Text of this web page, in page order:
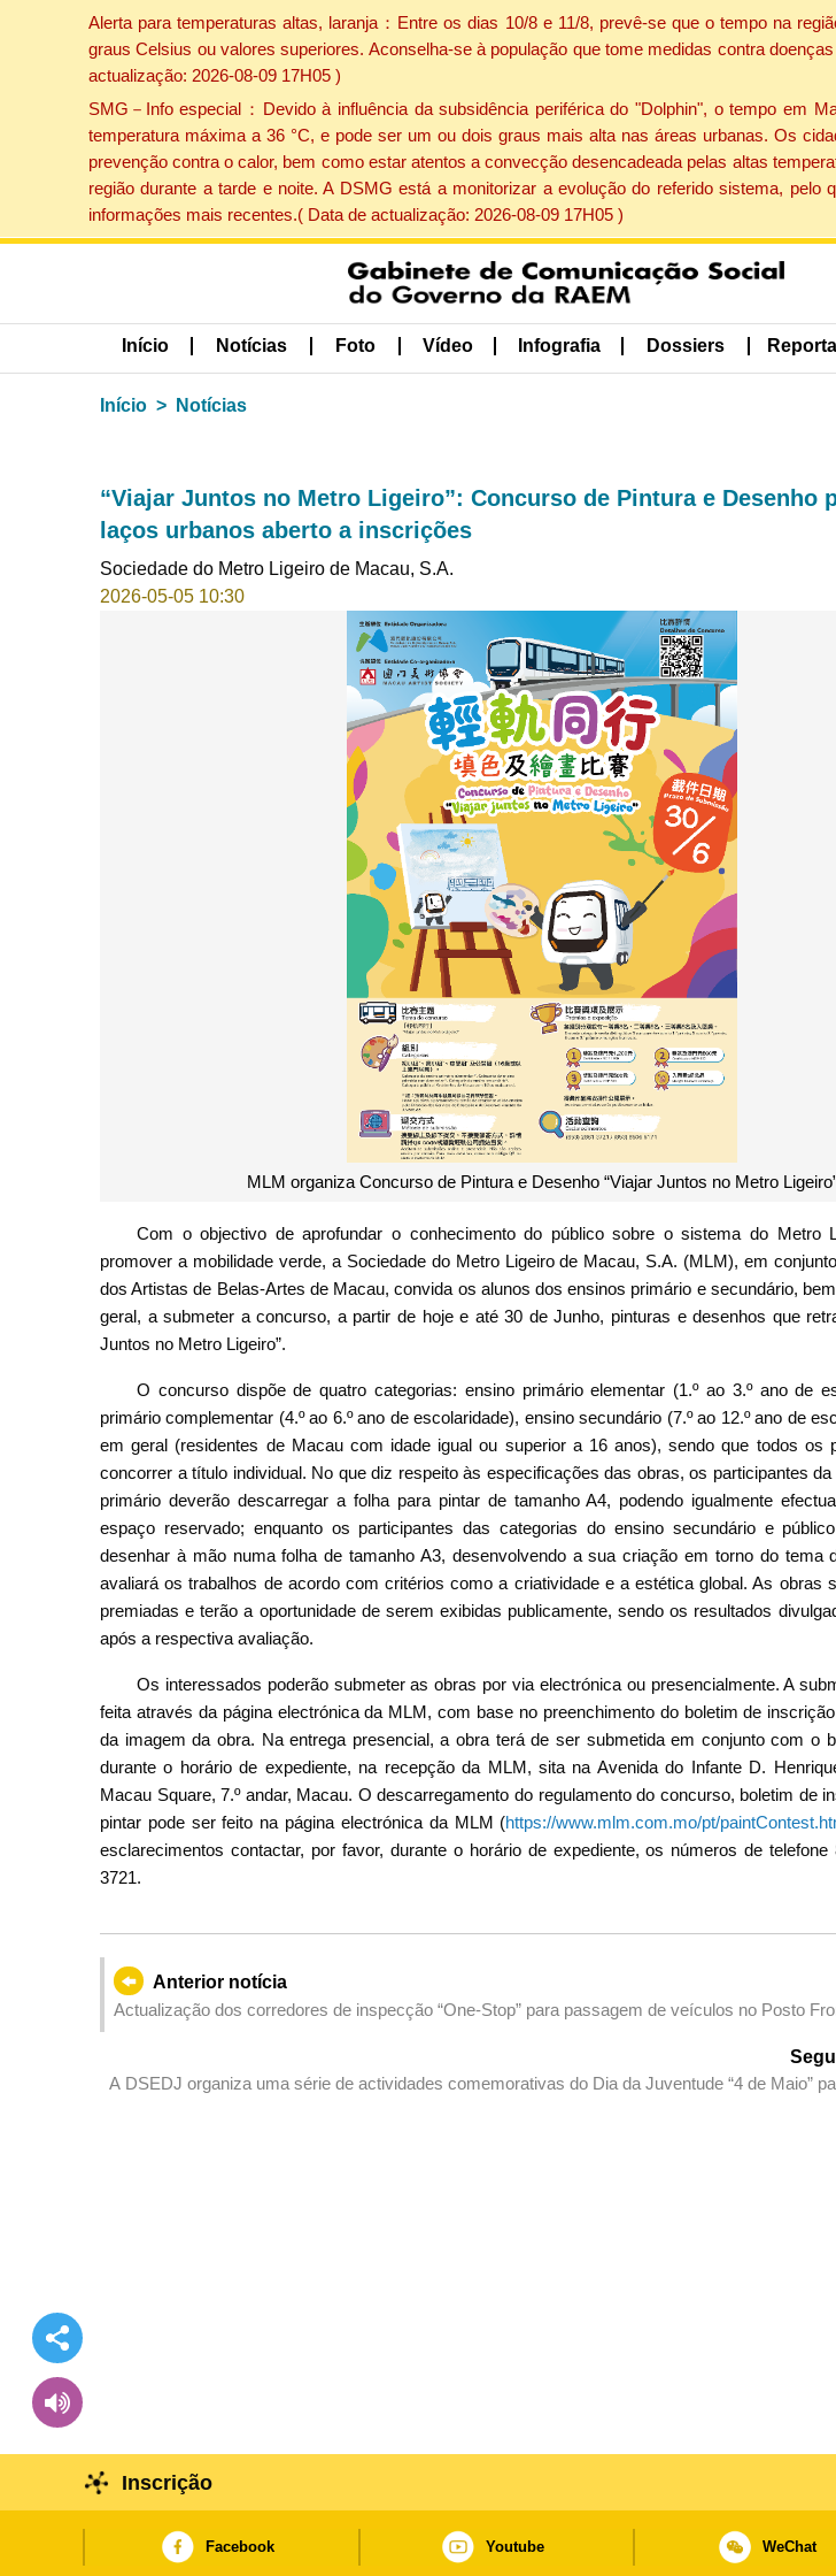
Alerta para temperaturas altas, laranja：Entre os dias 10/8 e 11/8, prevê-se que o tempo na
graus Celsius ou valores superiores. Aconselha-se à população que tome medidas contra
actualização: 2026-08-09 17H05 )
SMG－Info especial：Devido à influência da subsidência periférica do "Dolphin", o tempo em
temperatura máxima a 36 °C, e pode ser um ou dois graus mais alta nas áreas urbanas. Os
prevenção contra o calor, bem como estar atentos a convecção desencadeada pelas altas
região durante a tarde e noite. A DSMG está a monitorizar a evolução do referido sistema,
informações mais recentes.( Data de actualização: 2026-08-09 17H05 )
Início Notícias Foto Vídeo Infografia Dossiers
Início Notícias
“Viajar Juntos no Metro Ligeiro”: Concurso de Pintura e Desenho
laços urbanos aberto a inscrições
Sociedade do Metro Ligeiro de Macau, S.A.
2026-05-05 10:30
MLM organiza Concurso de Pintura e Desenho “Viajar Juntos no Metro
Com o objectivo de aprofundar o conhecimento do público sobre o sistema do Metro
promover a mobilidade verde, a Sociedade do Metro Ligeiro de Macau, S.A. (MLM), em
dos Artistas de Belas-Artes de Macau, convida os alunos dos ensinos primário e secundário,
geral, a submeter a concurso, a partir de hoje e até 30 de Junho, pinturas e desenhos que
Juntos no Metro Ligeiro”.
O concurso dispõe de quatro categorias: ensino primário elementar (1.º ao 3.º ano de
primário complementar (4.º ao 6.º ano de escolaridade), ensino secundário (7.º ao 12.º ano de
em geral (residentes de Macau com idade igual ou superior a 16 anos), sendo que todos os
concorrer a título individual. No que diz respeito às especificações das obras, os participantes
primário deverão descarregar a folha para pintar de tamanho A4, podendo igualmente
espaço reservado; enquanto os participantes das categorias do ensino secundário e
desenhar à mão numa folha de tamanho A3, desenvolvendo a sua criação em torno do tema
avaliará os trabalhos de acordo com critérios como a criatividade e a estética global. As obras
premiadas e terão a oportunidade de serem exibidas publicamente, sendo os resultados
após a respectiva avaliação.
Os interessados poderão submeter as obras por via electrónica ou presencialmente. A
feita através da página electrónica da MLM, com base no preenchimento do boletim de
da imagem da obra. Na entrega presencial, a obra terá de ser submetida em conjunto com o
durante o horário de expediente, na recepção da MLM, sita na Avenida do Infante D.
Macau Square, 7.º andar, Macau. O descarregamento do regulamento do concurso, boletim de
pintar pode ser feito na página electrónica da MLM (https://www.mlm.com.mo/pt/
esclarecimentos contactar, por favor, durante o horário de expediente, os números de telefone
3721.
Anterior notícia
Actualização dos corredores de inspecção “One-Stop” para passagem de veículos no Posto
A DSEDJ organiza uma série de actividades comemorativas do Dia da Juventude “4 de Maio”
Inscrição
Facebook Youtube WeChat